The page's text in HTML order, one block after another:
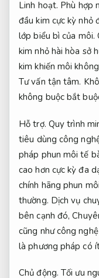
Linh hoạt. Phù hợp
đầu kim cực kỳ nhỏ
lớp biểu bì của môi.
kim nhỏ hài hòa sở
kim khiến môi
Tư vấn tận tâm.
không buộc bắt
Hỗ trợ. Quy trình
tiêu dùng công
pháp phun môi tế
cao hơn cực kỳ đa
chính hãng phun
thường. Dịch vụ
bên cạnh đó,
cũng như công
là phương pháp có
Chủ động. Tối ưu